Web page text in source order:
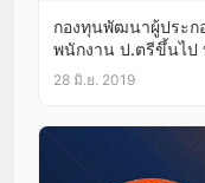
กองทุนพัฒนาผู้ประก
พนักงาน ป.ตรีขึ้นไป
28 มิ.ย. 2019